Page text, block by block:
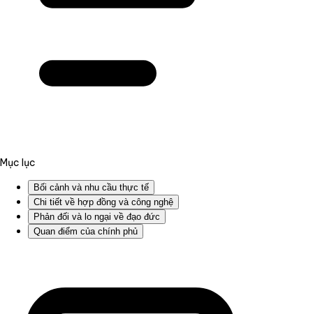
Mục lục
Bối cảnh và nhu cầu thực tế
Chi tiết về hợp đồng và công nghệ
Phản đối và lo ngại về đạo đức
Quan điểm của chính phủ